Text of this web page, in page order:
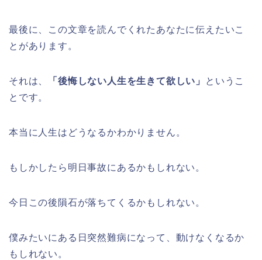
最後に、この文章を読んでくれたあなたに伝えたいこ
とがあります。
それは、 「後悔しない人生を生きて欲しい」
というこ
とです。
本当に人生はどうなるかわかりません。
もしかしたら明日事故にあるかもしれない。
今日この後隕石が落ちてくるかもしれない。
僕みたいにある日突然難病になって、動けなくなるか
もしれない。